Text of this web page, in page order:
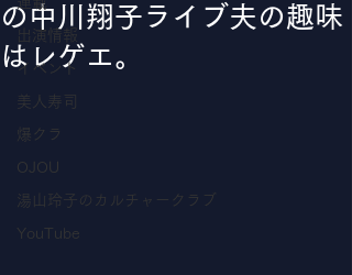
出演情報
イベント
美人寿司
爆クラ
OJOU
湯山玲子のカルチャークラブ
YouTube
の中川翔子ライブ夫の趣味
はレゲエ。